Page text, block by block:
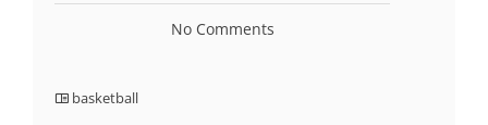
No Comments
basketball